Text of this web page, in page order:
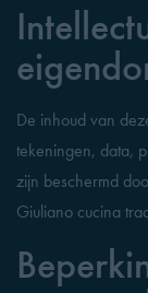
De inhoud van
tekeningen, data,
zijn beschermd
Giuliano cucina